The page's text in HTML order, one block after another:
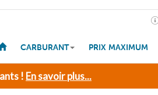
CARBURANT PRIX MAXIMUM
! En savoir plus...